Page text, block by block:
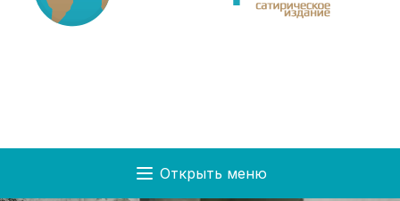
Открыть меню